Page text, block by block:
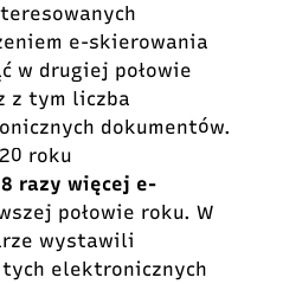
e-skierowania
w drugiej połowie
z tym liczba
dokumentów.
roku
razy więcej e-
połowie roku. W
wystawili
tych elektronicznych